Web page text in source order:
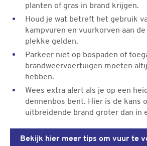
planten of gras in brand krijgen.
Houd je wat betreft het gebruik
kampvuren en vuurkorven aan
plekke gelden.
Parkeer niet op bospaden of
brandweervoertuigen moeten
hebben.
Wees extra alert als je op een
dennenbos bent. Hier is de kans
uitbreidende brand groter dan in
Bekijk hier meer tips om vuur te